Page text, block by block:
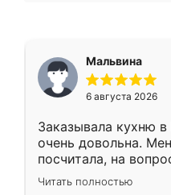
Мальвина
6 августа 2026
Заказывала кухню в
очень довольна.
посчитала, на
Замерщик приехал в
делу со всей
Читать полностью